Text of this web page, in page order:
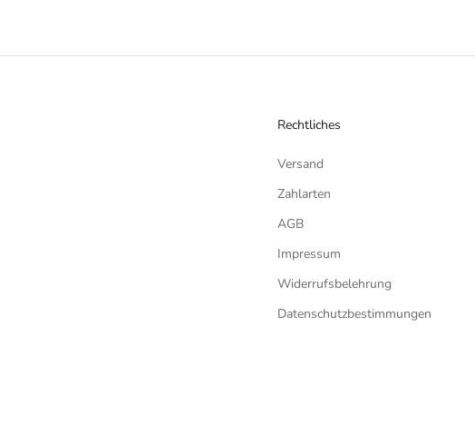
Rechtliches
Versand
Zahlarten
AGB
Impressum
Widerrufsbelehrung
Datenschutzbestimmungen